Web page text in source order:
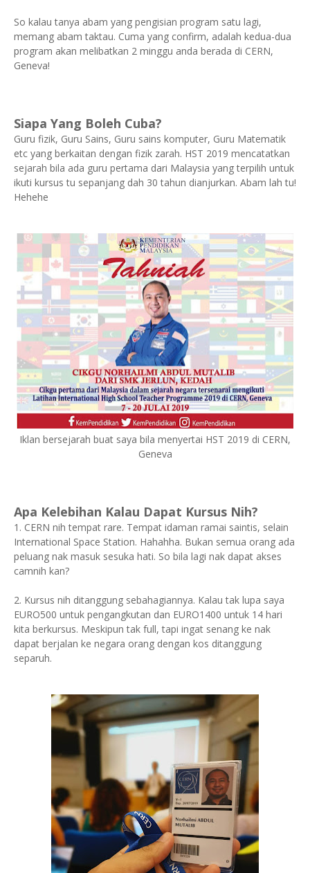
So kalau tanya abam yang pengisian program satu lagi,
memang abam taktau. Cuma yang confirm, adalah kedua-dua
program akan melibatkan 2 minggu anda berada di CERN,
Geneva!
Siapa Yang Boleh Cuba?
Guru fizik, Guru Sains, Guru sains komputer, Guru Matematik
etc yang berkaitan dengan fizik zarah. HST 2019 mencatatkan
sejarah bila ada guru pertama dari Malaysia yang terpilih untuk
ikuti kursus tu sepanjang dah 30 tahun dianjurkan. Abam lah tu!
Hehehe
Iklan bersejarah buat saya bila menyertai HST 2019 di CERN,
Geneva
Apa Kelebihan Kalau Dapat Kursus Nih?
1. CERN nih tempat rare. Tempat idaman ramai saintis, selain
International Space Station. Hahahha. Bukan semua orang ada
peluang nak masuk sesuka hati. So bila lagi nak dapat akses
camnih kan?
2. Kursus nih ditanggung sebahagiannya. Kalau tak lupa saya
EURO500 untuk pengangkutan dan EURO1400 untuk 14 hari
kita berkursus. Meskipun tak full, tapi ingat senang ke nak
dapat berjalan ke negara orang dengan kos ditanggung
separuh.